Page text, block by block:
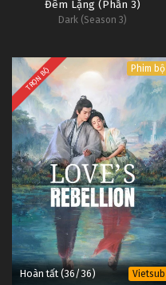
Đêm Lặng (Phần 3)
Dark (Season 3)
TRỌN BỘ Phim bộ
Hoàn tất (36/36) Vietsub